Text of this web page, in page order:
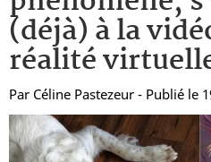
(déjà) à la
réalité
Par Céline Pastezeur - Publié le